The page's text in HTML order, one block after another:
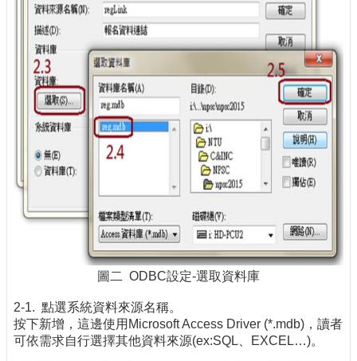
圖二 ODBC設定-選取資料庫
2-1. 點選系統資料來源名稱。
按下新增，這邊使用Microsoft Access Driver (*.mdb)，讀者
可依需求自行選擇其他資料來源(ex:SQL、EXCEL…)。